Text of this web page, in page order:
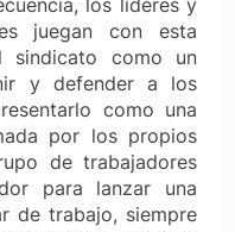
juegan con esta
sindicato como un
y defender a los
como una
por los propios
de trabajadores
para lanzar una
de trabajo, siempre